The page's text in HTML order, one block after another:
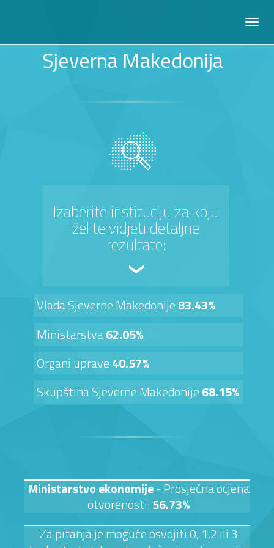
Sjeverna Makedonija
Izaberite instituciju za koju
želite vidjeti detaljne
rezultate:
Vlada Sjeverne Makedonije83.43%
Ministarstva62.05%
Organi uprave40.57%
Skupština Sjeverne Makedonije68.15%
Ministarstvo ekonomije- Prosječna ocjena
otvorenosti:56.73%
Za pitanja je moguće osvojiti 0, 1,2 ili 3